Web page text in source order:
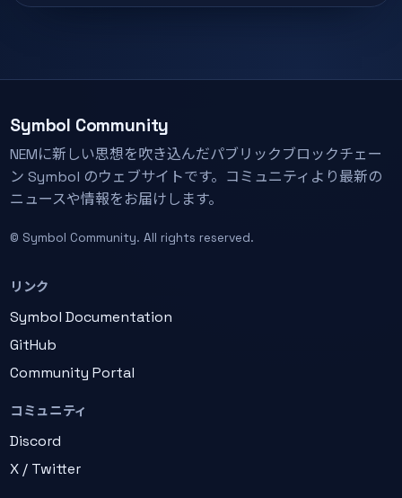
Symbol Community
NEMに新しい思想を吹き込んだパブリックブロックチェー
ン Symbol のウェブサイトです。コミュニティより最新の
ニュースや情報をお届けします。
© Symbol Community. All rights reserved.
リンク
Symbol Documentation
GitHub
Community Portal
コミュニティ
Discord
X / Twitter